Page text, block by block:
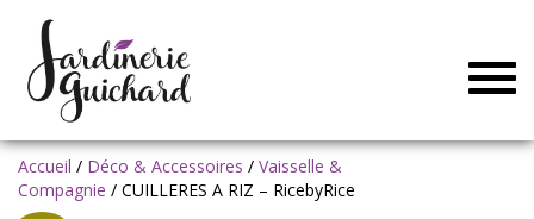
Accueil / Déco & Accessoires / Vaisselle &
Compagnie / CUILLERES A RIZ – RicebyRice